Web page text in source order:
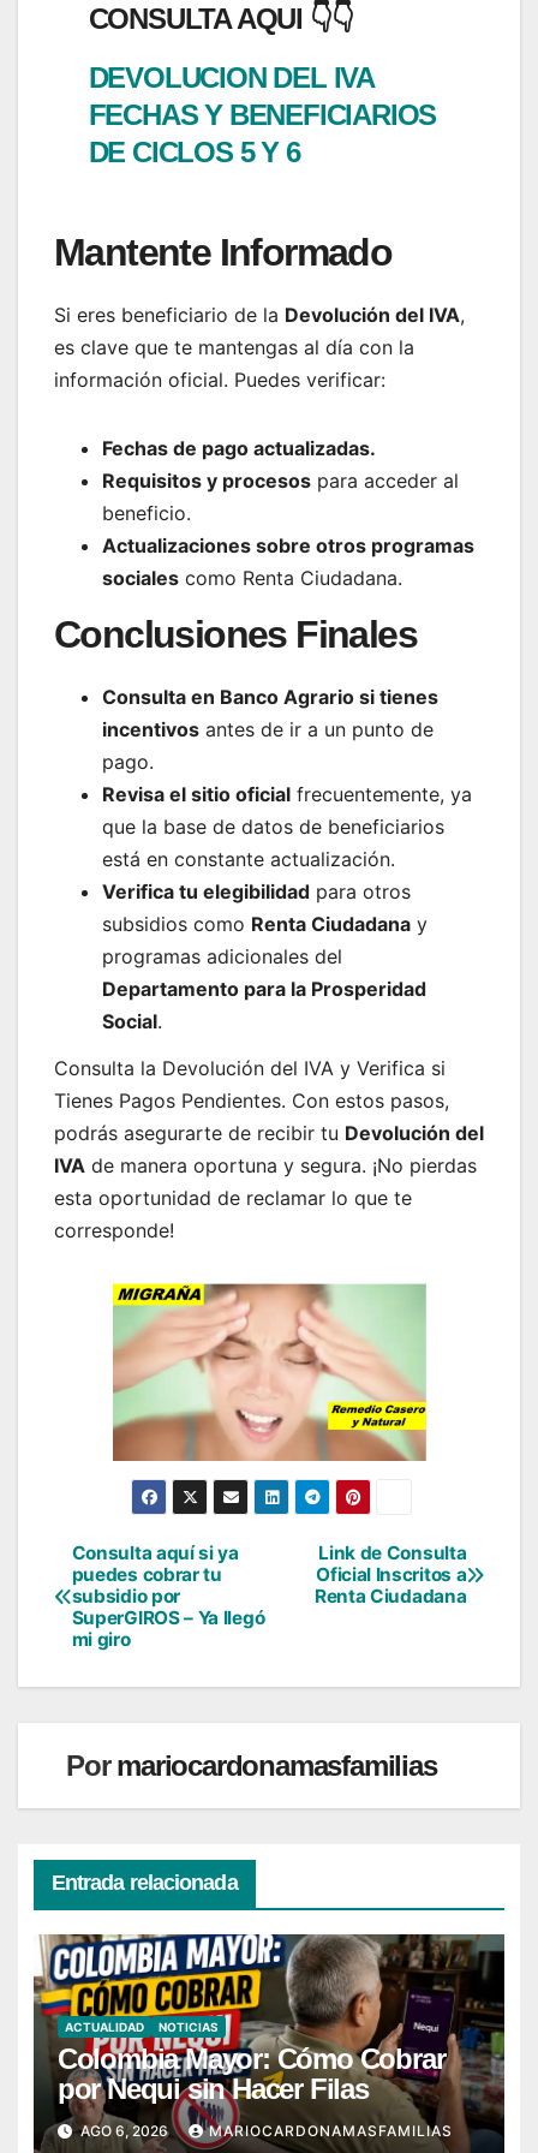
CONSULTA AQUI 👇👇
DEVOLUCION DEL IVA
FECHAS Y BENEFICIARIOS
DE CICLOS 5 Y 6
Mantente Informado
Si eres beneficiario de la Devolución del IVA,
es clave que te mantengas al día con la
información oficial. Puedes verificar:
Fechas de pago actualizadas.
Requisitos y procesos para acceder al
beneficio.
Actualizaciones sobre otros programas
sociales como Renta Ciudadana.
Conclusiones Finales
Consulta en Banco Agrario si tienes
incentivos antes de ir a un punto de
pago.
Revisa el sitio oficial frecuentemente, ya
que la base de datos de beneficiarios
está en constante actualización.
Verifica tu elegibilidad para otros
subsidios como Renta Ciudadana y
programas adicionales del
Departamento para la Prosperidad
Social.
Consulta la Devolución del IVA y Verifica si
Tienes Pagos Pendientes. Con estos pasos,
podrás asegurarte de recibir tu Devolución del
IVA de manera oportuna y segura. ¡No pierdas
esta oportunidad de reclamar lo que te
corresponde!
Navegación
de
entradas
Link de Consulta
Oficial Inscritos a
Renta Ciudadana
Consulta aquí si ya
puedes cobrar tu
subsidio por
SuperGIROS – Ya llegó
mi giro
Pormariocardonamasfamilias
Entrada relacionada
ACTUALIDAD NOTICIAS
Colombia Mayor: Cómo Cobrar
por Nequi sin Hacer Filas
AGO 6, 2026 MARIOCARDONAMASFAMILIAS